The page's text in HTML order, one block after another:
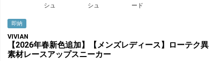
シュ
シュ
ード
即納
VIVIAN
【2026年春新色追加】【メンズレディース】ローテク異
素材レースアップスニーカー